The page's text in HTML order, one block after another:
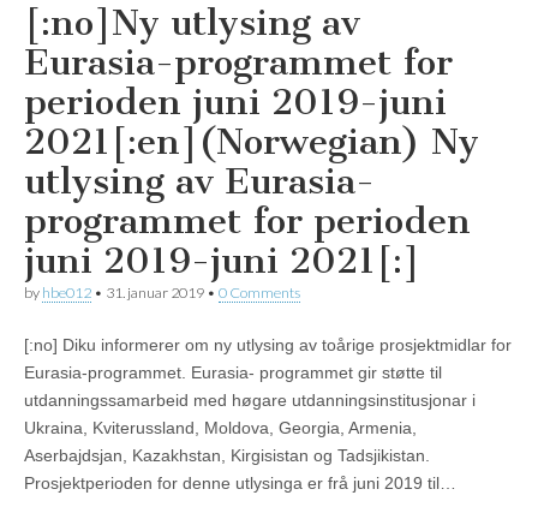
[:no]Ny utlysing av
Eurasia-programmet for
perioden juni 2019-juni
2021[:en](Norwegian) Ny
utlysing av Eurasia-
programmet for perioden
juni 2019-juni 2021[:]
by hbe012 • 31. januar 2019 • 0 Comments
[:no] Diku informerer om ny utlysing av toårige prosjektmidlar for
Eurasia-programmet. Eurasia- programmet gir støtte til
utdanningssamarbeid med høgare utdanningsinstitusjonar i
Ukraina, Kviterussland, Moldova, Georgia, Armenia,
Aserbajdsjan, Kazakhstan, Kirgisistan og Tadsjikistan.
Prosjektperioden for denne utlysinga er frå juni 2019 til…